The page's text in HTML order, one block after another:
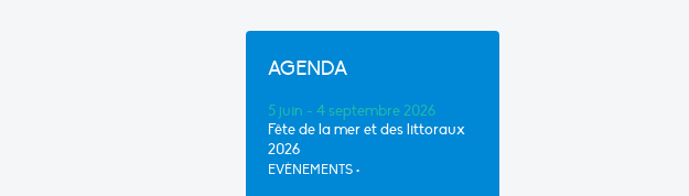
AGENDA
5 juin - 4 septembre 2026
Fête de la mer et des littoraux
2026
EVÈNEMENTS •